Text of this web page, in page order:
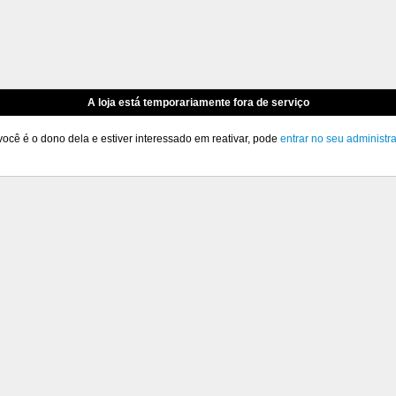
A loja está temporariamente fora de serviço
é o dono dela e estiver interessado em reativar, pode entrar no seu